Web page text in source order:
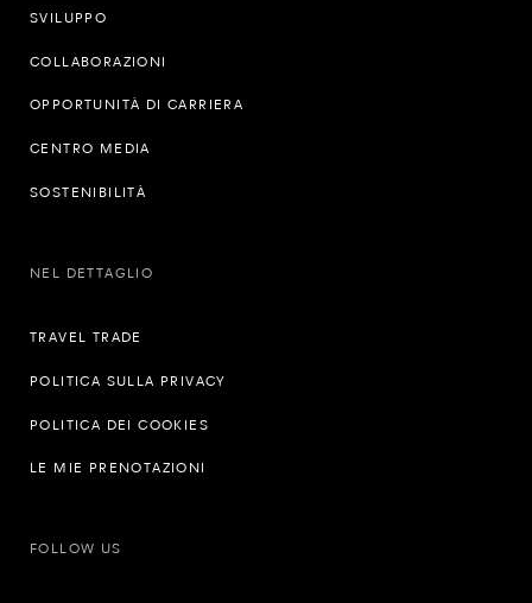
SVILUPPO
COLLABORAZIONI
OPPORTUNITÀ DI CARRIERA
CENTRO MEDIA
SOSTENIBILITÀ
NEL DETTAGLIO
TRAVEL TRADE
POLITICA SULLA PRIVACY
POLITICA DEI COOKIES
LE MIE PRENOTAZIONI
FOLLOW US